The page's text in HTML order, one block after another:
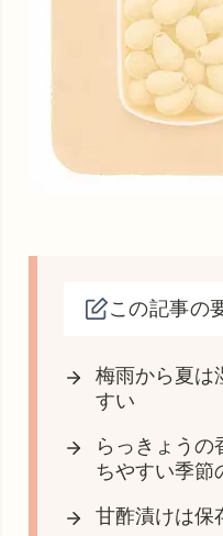
この記事の
梅雨から夏は
すい
らっきょうの
ちやすい季節
甘酢漬けは保